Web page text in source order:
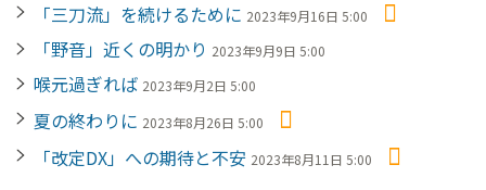
「三刀流」を続けるために 2023年9月16日 5:00
「野音」近くの明かり 2023年9月9日 5:00
喉元過ぎれば 2023年9月2日 5:00
夏の終わりに 2023年8月26日 5:00
「改定DX」への期待と不安 2023年8月11日 5:00